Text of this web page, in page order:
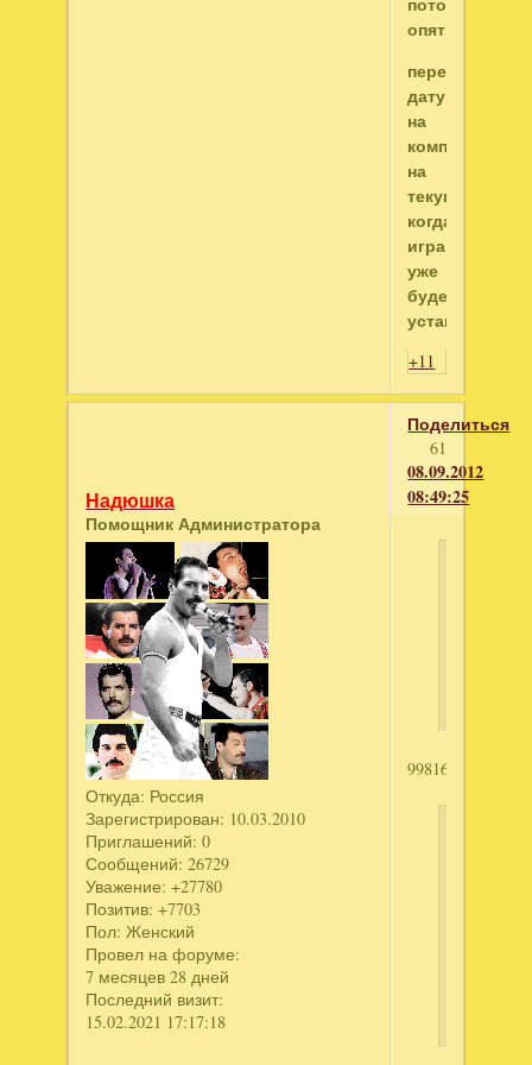
опять
переставить
дату
на
компьютере
на
текущую,
когда
игра
уже
будет
установлена.
+11
Поделиться
61
08.09.2012
08:49:25
Надюшка
Помощник Администратора
Откуда: Россия
Зарегистрирован: 10.03.2010
Приглашений: 0
Сообщений: 26729
Уважение: +27780
Позитив: +7703
Пол: Женский
Провел на форуме:
7 месяцев 28 дней
Последний визит:
15.02.2021 17:17:18
998160608